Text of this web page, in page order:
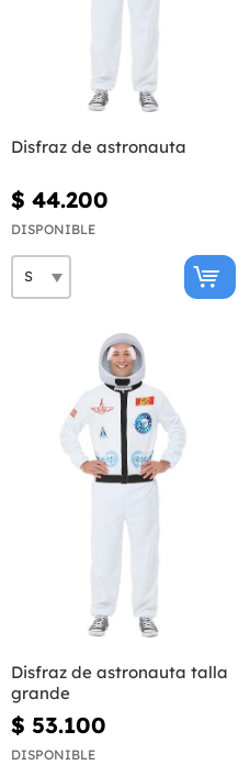
Disfraz de astronauta
$ 44.200
DISPONIBLE
Disfraz de astronauta talla
grande
$ 53.100
DISPONIBLE